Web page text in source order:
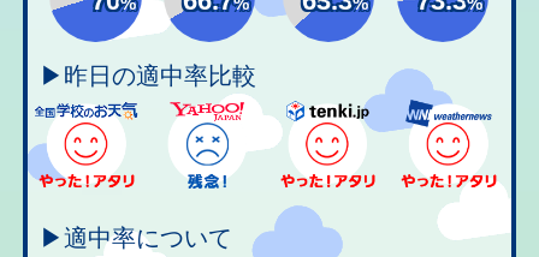
▶昨日の適中率比較
▶適中率について